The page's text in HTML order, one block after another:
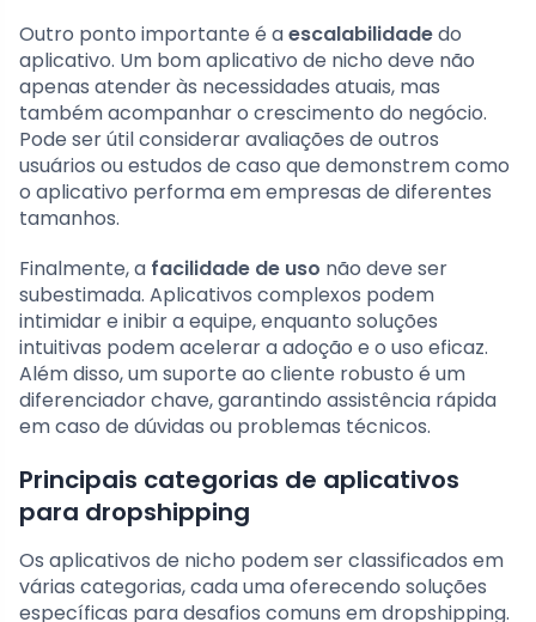
Outro ponto importante é aescalabilidadedo
aplicativo. Um bom aplicativo de nicho deve não
apenas atender às necessidades atuais, mas
também acompanhar o crescimento do negócio.
Pode ser útil considerar avaliações de outros
usuários ou estudos de caso que demonstrem como
o aplicativo performa em empresas de diferentes
tamanhos.
Finalmente, a facilidade de uso não deve ser
subestimada. Aplicativos complexos podem
intimidar e inibir a equipe, enquanto soluções
intuitivas podem acelerar a adoção e o uso eficaz.
Além disso, um suporte ao cliente robusto é um
diferenciador chave, garantindo assistência rápida
em caso de dúvidas ou problemas técnicos.
Principais categorias de aplicativos
para dropshipping
Os aplicativos de nicho podem ser classificados em
várias categorias, cada uma oferecendo soluções
específicas para desafios comuns em dropshipping.